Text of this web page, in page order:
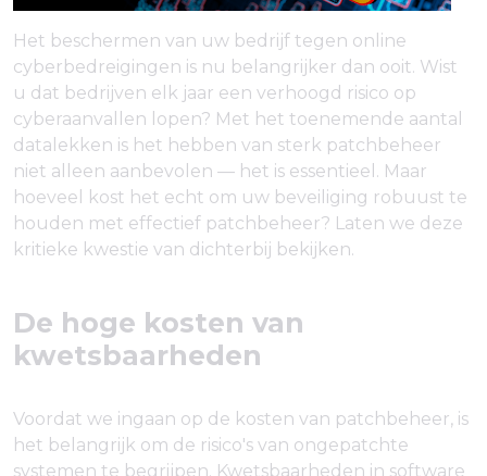
Het beschermen van uw bedrijf tegen online
cyberbedreigingen is nu belangrijker dan ooit. Wist
u dat bedrijven elk jaar een verhoogd risico op
cyberaanvallen lopen? Met het toenemende aantal
datalekken is het hebben van sterk patchbeheer
niet alleen aanbevolen — het is essentieel. Maar
hoeveel kost het echt om uw beveiliging robuust te
houden met effectief patchbeheer? Laten we deze
kritieke kwestie van dichterbij bekijken.
De hoge kosten van
kwetsbaarheden
Voordat we ingaan op de kosten van patchbeheer, is
het belangrijk om de risico's van ongepatchte
systemen te begrijpen. Kwetsbaarheden in software